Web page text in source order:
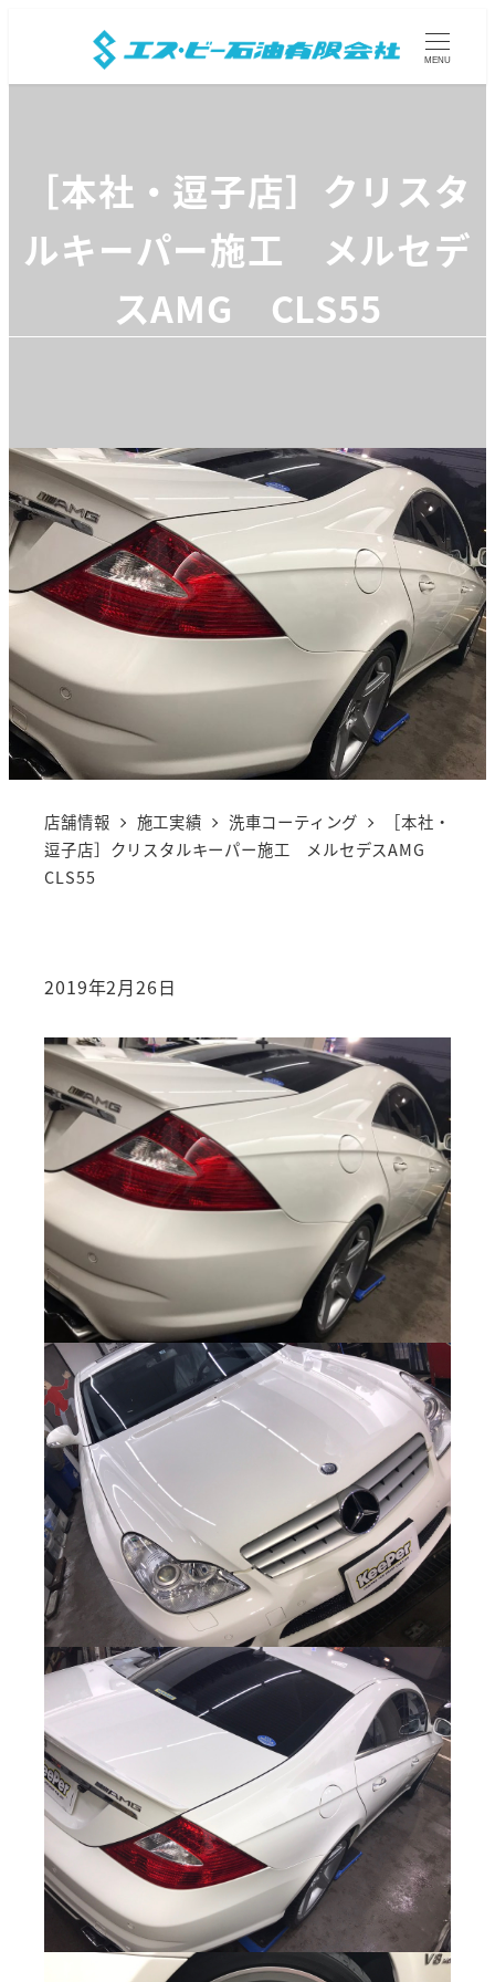
MENU
［本社・逗子店］クリスタ
ルキーパー施工 メルセデ
スAMG CLS55
店舗情報 施工実績 洗車コーティング
［本社・
逗子店］クリスタルキーパー施工 メルセデスAMG
CLS55
2019年2月26日